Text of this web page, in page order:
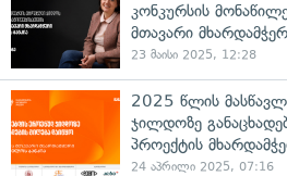
კონკურსის
მთავარი
23 მაისი 2025, 12:28
2025 წლის
ჯილდოზე
პროექტის
24 აპრილი 2025, 07:16